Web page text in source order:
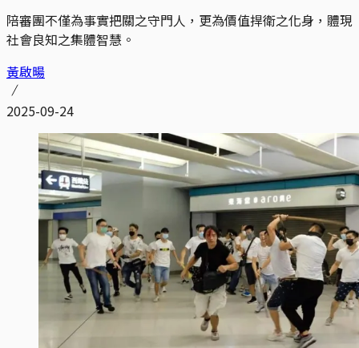
陪審團不僅為事實把關之守門人，更為價值捍衛之化身，體現
社會良知之集體智慧。
黃啟暘
2025-09-24